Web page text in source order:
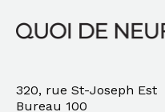
320, rue St-Joseph Est
Bureau 100